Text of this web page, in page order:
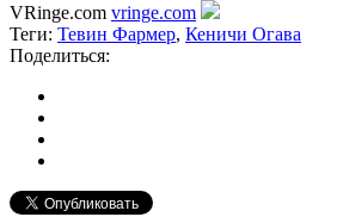
VRinge.com vringe.com
Теги: Тевин Фармер, Кеничи Огава
Поделиться: